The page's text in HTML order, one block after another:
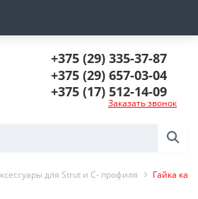
+375 (29) 335-37-87
+375 (29) 657-03-04
+375 (17) 512-14-09
Заказать звонок
для Strut и C- профиля Гайка